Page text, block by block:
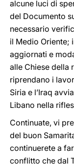
alcune luci di
del Documento
necessario
il Medio Oriente;
aggiornati e
alle Chiese della
riprendano i
Siria e l’Iraq
Libano nella
Continuate, vi
del buon
continuerete a
conflitto che dal